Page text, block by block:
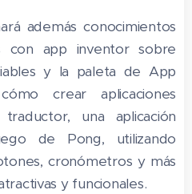
además conocimientos
con app inventor sobre
y la paleta de App
crear aplicaciones
una aplicación
de Pong, utilizando
cronómetros y más
y funcionales.